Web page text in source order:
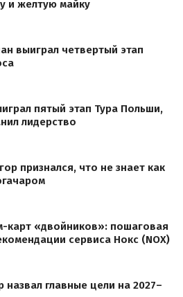
и желтую майку
выиграл четвертый этап
пятый этап Тура Польши,
лидерство
признался, что не знает как
карт «двойников»: пошаговая
сервиса Нокс (NOX)
назвал главные цели на 2027–